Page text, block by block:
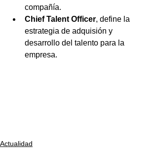
compañía.
Chief Talent Officer, define la
estrategia de adquisión y
desarrollo del talento para la
empresa.
Actualidad